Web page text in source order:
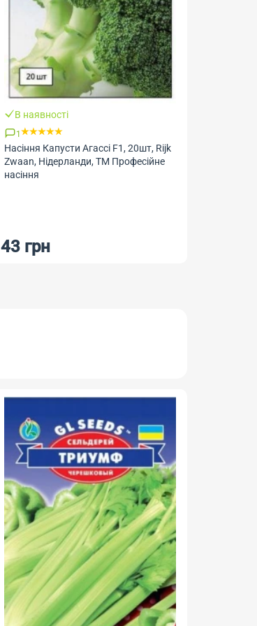
В наявності
1
Насіння Капусти Агассі F1, 20шт, Rijk
Zwaan, Нідерланди, ТМ Професійне
насіння
43 грн